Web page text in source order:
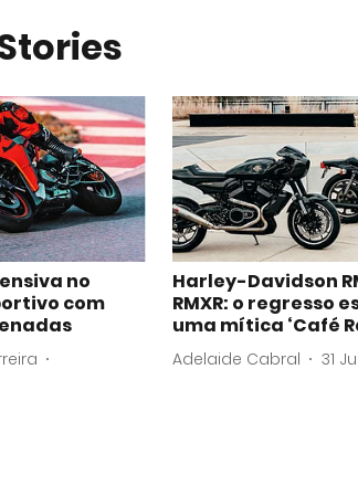
no
com
Harley-Davidson
RMXR: o regresso
uma mítica ‘Café
Adelaide Cabral 31